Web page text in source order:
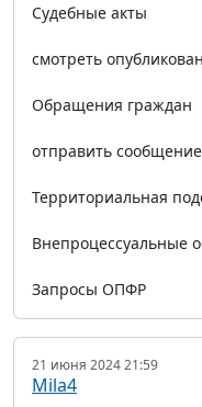
Судебные акты
смотреть
Обращения граждан
отправить
Территориальная
Внепроцессуальные
Запросы ОПФР
21 июня 2024 21:59
Mila4